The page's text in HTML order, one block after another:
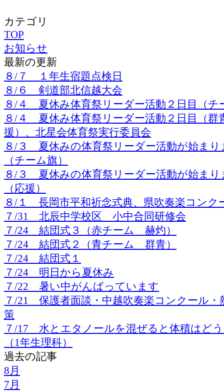
カテゴリ
TOP
お知らせ
最新の更新
８/７ １年生宿題点検日
８/６ 剣道部北信越大会
８/４ 夏休み体育祭リーダー活動２日目（チ
８/４ 夏休み体育祭リーダー活動２日目（群
援）、北星会体育祭実行委員会
８/３ 夏休みの体育祭リーダー活動が始まり
（チーム旗）
８/３ 夏休みの体育祭リーダー活動が始まり
（応援）
８/１ 長岡市平和祈念式典、県吹奏楽コンク
７/31 北辰中学校区 小中合同研修会
７/24 結団式３（赤チーム 赫灼）
７/24 結団式２（青チーム 群青）
７/24 結団式１
７/24 明日から夏休み
７/22 暑い中がんばっています
７/21 保護者面談・中越吹奏楽コンクール・
策
７/17 水とエタノールを混ぜると体積はど
（1年生理科）
過去の記事
8月
7月